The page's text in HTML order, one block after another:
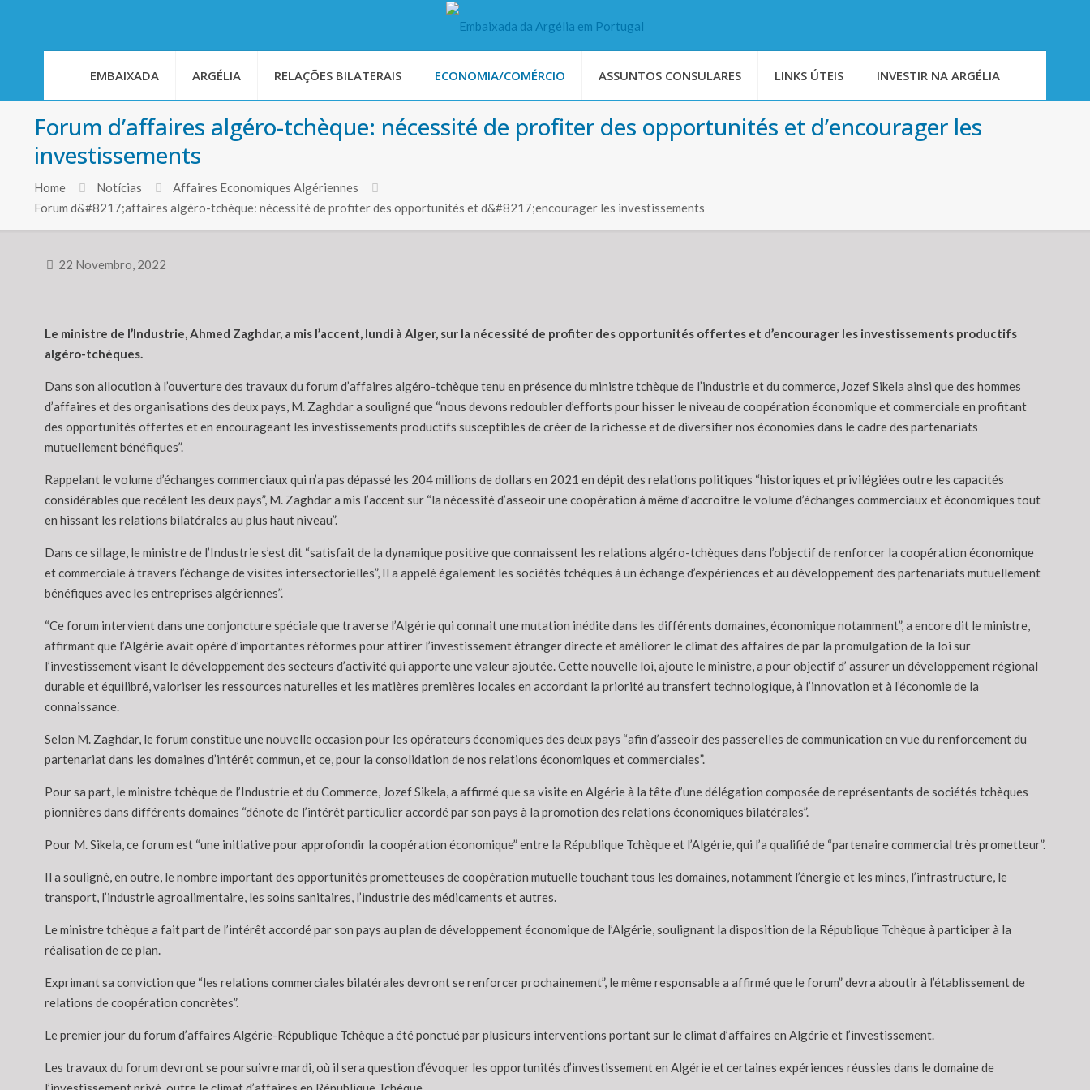
EMBAIXADA ARGÉLIA RELAÇÕES BILATERAIS ECONOMIA/COMÉRCIO ASSUNTOS CONSULARES LINKS ÚTEIS INVESTIR NA ARGÉLIA
Forum d’affaires algéro-tchèque: nécessité de profiter des opportunités et d’encourager les
investissements
Home Notícias
Affaires Economiques Algériennes
Forum d&#8217;affaires algéro-tchèque: nécessité de profiter des opportunités et d&#8217;encourager les investissements
22 Novembro, 2022
Le ministre de l’Industrie, Ahmed Zaghdar, a mis l’accent, lundi à Alger, sur la nécessité de profiter des opportunités offertes et d’encourager les investissements productifs
algéro-tchèques.
Dans son allocution à l’ouverture des travaux du forum d’affaires algéro-tchèque tenu en présence du ministre tchèque de l’industrie et du commerce, Jozef Sikela ainsi que des hommes
d’affaires et des organisations des deux pays, M. Zaghdar a souligné que “nous devons redoubler d’efforts pour hisser le niveau de coopération économique et commerciale en profitant
des opportunités offertes et en encourageant les investissements productifs susceptibles de créer de la richesse et de diversifier nos économies dans le cadre des partenariats
mutuellement bénéfiques”.
Rappelant le volume d’échanges commerciaux qui n’a pas dépassé les 204 millions de dollars en 2021 en dépit des relations politiques “historiques et privilégiées outre les capacités
considérables que recèlent les deux pays”, M. Zaghdar a mis l’accent sur “la nécessité d’asseoir une coopération à même d’accroitre le volume d’échanges commerciaux et économiques tout
en hissant les relations bilatérales au plus haut niveau”.
Dans ce sillage, le ministre de l’Industrie s’est dit “satisfait de la dynamique positive que connaissent les relations algéro-tchèques dans l’objectif de renforcer la coopération économique
et commerciale à travers l’échange de visites intersectorielles”, Il a appelé également les sociétés tchèques à un échange d’expériences et au développement des partenariats mutuellement
bénéfiques avec les entreprises algériennes”.
“Ce forum intervient dans une conjoncture spéciale que traverse l’Algérie qui connait une mutation inédite dans les différents domaines, économique notamment”, a encore dit le ministre,
affirmant que l’Algérie avait opéré d’importantes réformes pour attirer l’investissement étranger directe et améliorer le climat des affaires de par la promulgation de la loi sur
l’investissement visant le développement des secteurs d’activité qui apporte une valeur ajoutée. Cette nouvelle loi, ajoute le ministre, a pour objectif d’ assurer un développement régional
durable et équilibré, valoriser les ressources naturelles et les matières premières locales en accordant la priorité au transfert technologique, à l’innovation et à l’économie de la
connaissance.
Selon M. Zaghdar, le forum constitue une nouvelle occasion pour les opérateurs économiques des deux pays “afin d’asseoir des passerelles de communication en vue du renforcement du
partenariat dans les domaines d’intérêt commun, et ce, pour la consolidation de nos relations économiques et commerciales”.
Pour sa part, le ministre tchèque de l’Industrie et du Commerce, Jozef Sikela, a affirmé que sa visite en Algérie à la tête d’une délégation composée de représentants de sociétés tchèques
pionnières dans différents domaines “dénote de l’intérêt particulier accordé par son pays à la promotion des relations économiques bilatérales”.
Pour M. Sikela, ce forum est “une initiative pour approfondir la coopération économique” entre la République Tchèque et l’Algérie, qui l’a qualifié de “partenaire commercial très prometteur”.
Il a souligné, en outre, le nombre important des opportunités prometteuses de coopération mutuelle touchant tous les domaines, notamment l’énergie et les mines, l’infrastructure, le
transport, l’industrie agroalimentaire, les soins sanitaires, l’industrie des médicaments et autres.
Le ministre tchèque a fait part de l’intérêt accordé par son pays au plan de développement économique de l’Algérie, soulignant la disposition de la République Tchèque à participer à la
réalisation de ce plan.
Exprimant sa conviction que “les relations commerciales bilatérales devront se renforcer prochainement”, le même responsable a affirmé que le forum” devra aboutir à l’établissement de
relations de coopération concrètes”.
Le premier jour du forum d’affaires Algérie-République Tchèque a été ponctué par plusieurs interventions portant sur le climat d’affaires en Algérie et l’investissement.
Les travaux du forum devront se poursuivre mardi, où il sera question d’évoquer les opportunités d’investissement en Algérie et certaines expériences réussies dans le domaine de